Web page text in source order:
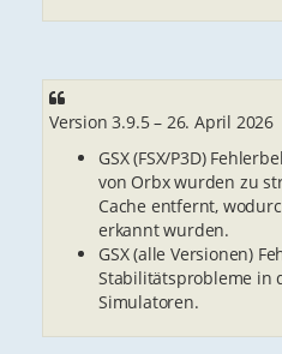
Version 3.9.5 – 26. April 2026
GSX (FSX/P3D)
von Orbx wurden zu
Cache entfernt,
erkannt wurden.
GSX (alle Versionen)
Stabilitätsprobleme in
Simulatoren.